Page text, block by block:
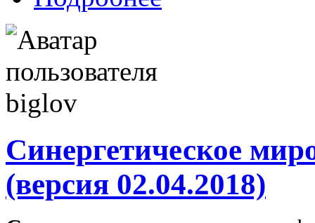
Синергетическое
(версия 02.04.2018)